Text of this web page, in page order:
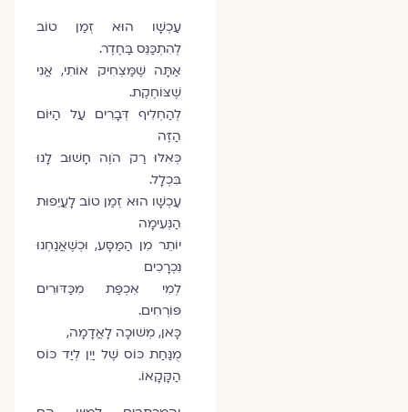
עַכְשָׁו הוּא זְמַן טוֹב
לְהִתְכַּנֵּס בַּחֶדֶר.
אַתָּה שֶׁמַּצְחִיק אוֹתִי, אֲנִי
שֶׁצּוֹחֶקֶת.
לְהַחְלִיף דְּבָרִים עַל הַיּוֹם
הַזֶּה
כְּאִלּוּ רַק הֹוֶה חָשׁוּב לָנוּ
בִּכְלָל.
עַכְשָׁו הוּא זְמַן טוֹב לָעֲיֵפוּת
הַנְּעִימָה
יוֹתֵר מִן הַמַּסָּע, וּכְשֶׁאֲנַחְנוּ
נִכְרָכִים
לְמִי אִכְפַּת מִכַּדּוּרִים
פּוֹרְחִים.
כָּאן, מְשׁוּכָה לָאֲדָמָה,
מֻנַּחַת כּוֹס שֶׁל יַיִן לְיַד כּוֹס
הַקָּקָאוֹ.